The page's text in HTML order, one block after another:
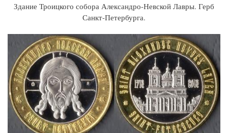
Здание Троицкого собора Александро-Невской Лавры. Герб
Санкт-Петербурга.